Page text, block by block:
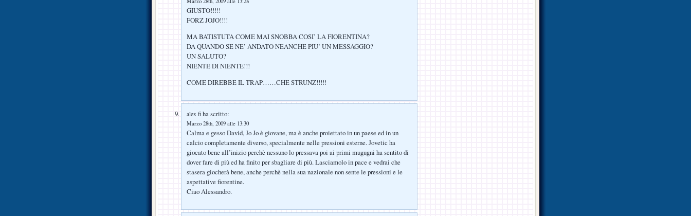
GIUSTO!!!!!
FORZ JOJO!!!!
MA BATISTUTA COME MAI SNOBBA COSI’ LA FIORENTINA?
DA QUANDO SE NE’ ANDATO NEANCHE PIU’ UN MESSAGGIO?
UN SALUTO?
NIENTE DI NIENTE!!!
COME DIREBBE IL TRAP……CHE STRUNZ!!!!!
alex fi ha scritto:
Marzo 28th, 2009 alle 13:30
Calma e gesso David, Jo Jo è giovane, ma è anche proiettato in un paese ed in un
calcio completamente diverso, specialmente nelle pressioni esterne. Jovetic ha
giocato bene all’inizio perchè nessuno lo pressava poi ai primi mugugni ha sentito di
dover fare di più ed ha finito per sbagliare di più. Lasciamolo in pace e vedrai che
stasera giocherà bene, anche perchè nella sua nazionale non sente le pressioni e le
aspettative fiorentine.
Ciao Alessandro.